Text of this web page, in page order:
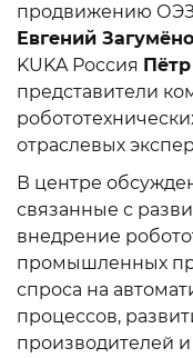
продвижению ОЭЗ
Евгений
KUKA Россия
представители
отраслевых
В центре
связанные с
внедрение
промышленных
спроса на
процессов,
производителей и